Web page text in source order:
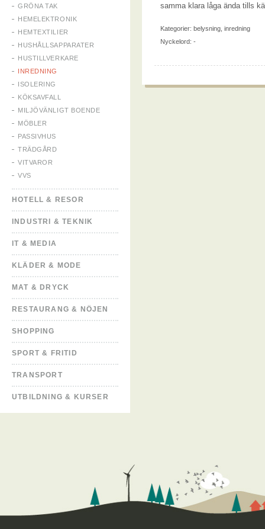
GRÖNA TAK
HEMELEKTRONIK
HEMTEXTILIER
HUSHÅLLSAPPARATER
HUSTILLVERKARE
INREDNING
ISOLERING
KÖKSAVFALL
MILJÖVÄNLIGT BOENDE
MÖBLER
PASSIVHUS
TRÄDGÅRD
VITVAROR
VVS
HOTELL & RESOR
INDUSTRI & TEKNIK
IT & MEDIA
KLÄDER & MODE
MAT & DRYCK
RESTAURANG & NÖJEN
SHOPPING
SPORT & FRITID
TRANSPORT
UTBILDNING & KURSER
samma klara låga ända tills
Kategorier: belysning inredning
Nyckelord: -